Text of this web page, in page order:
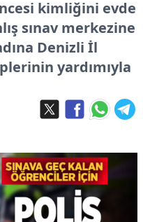
kimliğini evde
sınav merkezine
Denizli İl
yardımıyla